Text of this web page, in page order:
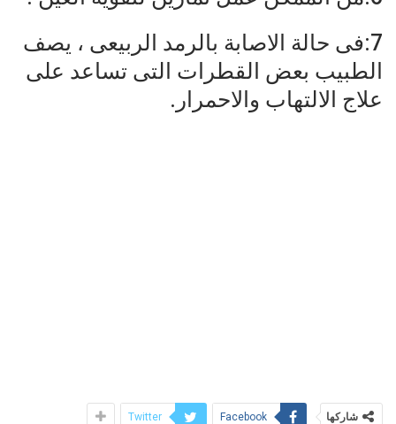
7:فى حالة الاصابة بالرمد الربيعى ، يصف
الطبيب بعض القطرات التى تساعد على
علاج الالتهاب والاحمرار.
شاركها Facebook
Twitter